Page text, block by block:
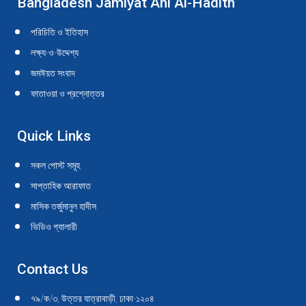
opens
window
opensopensopensopensopensopensopensopens
পরিচিতি ও ইতিহাস
লক্ষ্য-ও-উদ্দেশ্য
জমঈয়ত সংবাদ
ফাতাওয়া ও প্রশ্নোত্তর
Quick Links
সকল পোস্ট সমূহ
সাপ্তাহিক আরাফাত
মাসিক তর্জুমানুল হাদীস
ভিডিও গ্যালারী
Contact Us
৭৯/ক/৩, উত্তর যাত্রাবাড়ী, ঢাকা-১২০৪